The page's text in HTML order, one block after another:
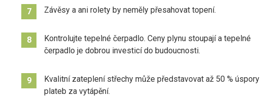
7 Závěsy a ani rolety by neměly přesahovat topení.
8
Kontrolujte tepelné čerpadlo. Ceny plynu stoupají a tepelné
čerpadlo je dobrou investicí do budoucnosti.
9
Kvalitní zateplení střechy může představovat až 50 % úspory
plateb za vytápění.